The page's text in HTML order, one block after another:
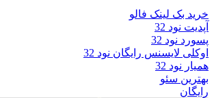
خرید بک لینک فالو
آپدیت نود 32
پسورد نود 32
اوکلی لایسنس رایگان نود 32
همیار نود 32
بهترین سئو
رایگان